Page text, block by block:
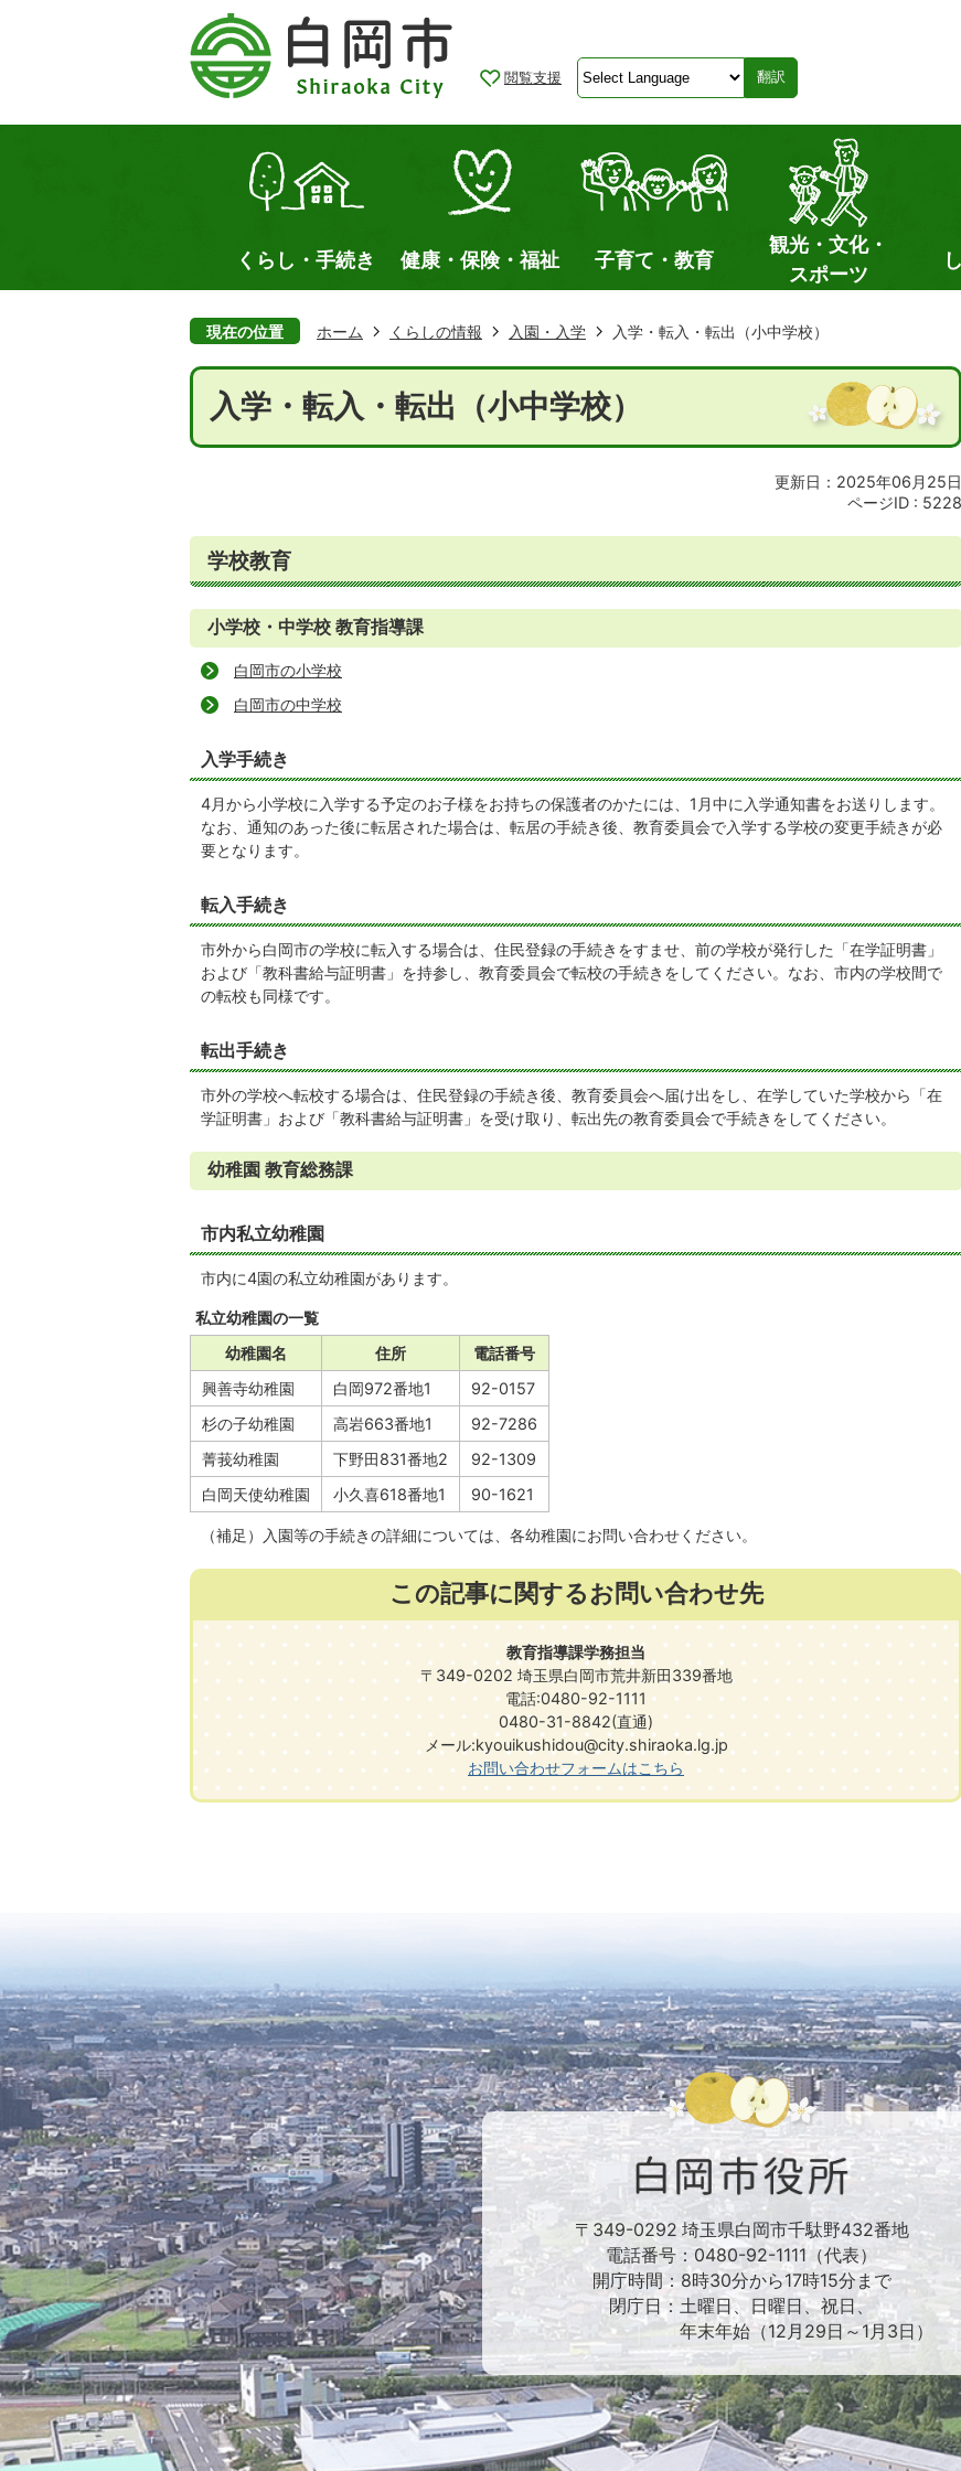
閲覧支援 翻訳
くらし・手続き 健康・保険・福祉 子育て・教育
観光・文化・
スポーツ
現在の位置 ホーム くらしの情報 入園・入学 入学・転入・転出（小中学校）
入学・転入・転出（小中学校）
更新日：2025年06月25日
ページID : 5228
学校教育
小学校・中学校 教育指導課
白岡市の小学校
白岡市の中学校
入学手続き
4月から小学校に入学する予定のお子様をお持ちの保護者のかたには、1月中に入学通知書をお送りします。
なお、通知のあった後に転居された場合は、転居の手続き後、教育委員会で入学する学校の変更手続きが必
要となります。
転入手続き
市外から白岡市の学校に転入する場合は、住民登録の手続きをすませ、前の学校が発行した「在学証明書」
および「教科書給与証明書」を持参し、教育委員会で転校の手続きをしてください。なお、市内の学校間で
の転校も同様です。
転出手続き
市外の学校へ転校する場合は、住民登録の手続き後、教育委員会へ届け出をし、在学していた学校から「在
学証明書」および「教科書給与証明書」を受け取り、転出先の教育委員会で手続きをしてください。
幼稚園 教育総務課
市内私立幼稚園
市内に4園の私立幼稚園があります。
私立幼稚園の一覧
幼稚園名
住所
電話番号
興善寺幼稚園
白岡972番地1
92-0157
杉の子幼稚園
高岩663番地1
92-7286
菁莪幼稚園
下野田831番地2
92-1309
白岡天使幼稚園
小久喜618番地1 90-1621
（補足）入園等の手続きの詳細については、各幼稚園にお問い合わせください。
この記事に関するお問い合わせ先
教育指導課学務担当
〒349-0202 埼玉県白岡市荒井新田339番地
電話:0480-92-1111
0480-31-8842(直通)
メール:kyouikushidou@city.shiraoka.lg.jp
お問い合わせフォームはこちら
〒349-0292 埼玉県白岡市千駄野432番地
電話番号：0480-92-1111（代表）
開庁時間：8時30分から17時15分まで
閉庁日：土曜日、日曜日、祝日、
年末年始（12月29日～1月3日）